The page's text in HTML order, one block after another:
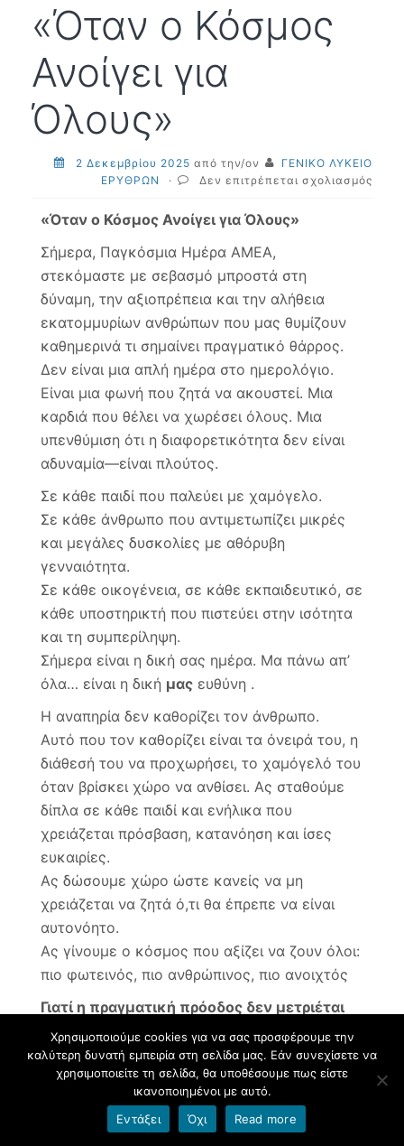
«Όταν ο Κόσμος
Ανοίγει για
Όλους»
2 Δεκεμβρίου 2025 από την/ον
ΓΕΝΙΚΟ ΛΥΚΕΙΟ
ΕΡΥΘΡΩΝ
· Δεν επιτρέπεται σχολιασμός
«Όταν ο Κόσμος Ανοίγει για Όλους»
Σήμερα, Παγκόσμια Ημέρα ΑΜΕΑ,
στεκόμαστε με σεβασμό μπροστά στη
δύναμη, την αξιοπρέπεια και την αλήθεια
εκατομμυρίων ανθρώπων που μας θυμίζουν
καθημερινά τι σημαίνει πραγματικό θάρρος.
Δεν είναι μια απλή ημέρα στο ημερολόγιο.
Είναι μια φωνή που ζητά να ακουστεί. Μια
καρδιά που θέλει να χωρέσει όλους. Μια
υπενθύμιση ότι η διαφορετικότητα δεν είναι
αδυναμία—είναι πλούτος.
Σε κάθε παιδί που παλεύει με χαμόγελο.
Σε κάθε άνθρωπο που αντιμετωπίζει μικρές
και μεγάλες δυσκολίες με αθόρυβη
γενναιότητα.
Σε κάθε οικογένεια, σε κάθε εκπαιδευτικό, σε
κάθε υποστηρικτή που πιστεύει στην ισότητα
και τη συμπερίληψη.
Σήμερα είναι η δική σας ημέρα. Μα πάνω απ’
όλα… είναι η δική μας ευθύνη .
Η αναπηρία δεν καθορίζει τον άνθρωπο.
Αυτό που τον καθορίζει είναι τα όνειρά του, η
διάθεσή του να προχωρήσει, το χαμόγελό του
όταν βρίσκει χώρο να ανθίσει. Ας σταθούμε
δίπλα σε κάθε παιδί και ενήλικα που
χρειάζεται πρόσβαση, κατανόηση και ίσες
ευκαιρίες.
Ας δώσουμε χώρο ώστε κανείς να μη
χρειάζεται να ζητά ό,τι θα έπρεπε να είναι
αυτονόητο.
Ας γίνουμε ο κόσμος που αξίζει να ζουν όλοι:
πιο φωτεινός, πιο ανθρώπινος, πιο ανοιχτός
Γιατί η πραγματική πρόοδος δεν μετριέται
με το πόσο γρήγορα τρέχουμε, αλλά με το
πόσους μπορούμε να πάρουμε μαζί μας.
Γιατί ο κόσμος γίνεται πιο όμορφος, όταν
είναι προσβάσιμος σε όλους.
Χρησιμοποιούμε cookies για να σας προσφέρουμε την
καλύτερη δυνατή εμπειρία στη σελίδα μας. Εάν συνεχίσετε να
χρησιμοποιείτε τη σελίδα, θα υποθέσουμε πως είστε
ικανοποιημένοι με αυτό.
Εντάξει
Όχι Read more